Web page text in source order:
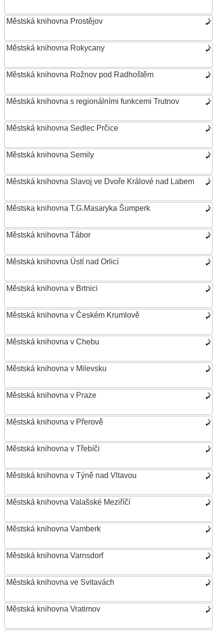
Městská knihovna Prostějov
Městská knihovna Rokycany
Městská knihovna Rožnov pod Radhoštěm
Městská knihovna s regionálními funkcemi Trutnov
Městská knihovna Sedlec Prčice
Městská knihovna Semily
Městská knihovna Slavoj ve Dvoře Králové nad Labem
Městska knihovna T.G.Masaryka Šumperk
Městská knihovna Tábor
Městská knihovna Ústí nad Orlicí
Městská knihovna v Brtnici
Městská knihovna v Českém Krumlově
Městská knihovna v Chebu
Městská knihovna v Milevsku
Městská knihovna v Praze
Městská knihovna v Přerově
Městská knihovna v Třebíči
Městská knihovna v Týně nad Vltavou
Městská knihovna Valašské Meziříčí
Městská knihovna Vamberk
Městská knihovna Varnsdorf
Městská knihovna ve Svitavách
Městská knihovna Vratimov